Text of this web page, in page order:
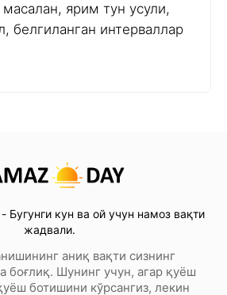
ярим тун усули,
белгиланган интерваллар
кун ва ой учун намоз вақти
жадвали.
аниқ вақти сизнинг
боғлиқ. Шунинг учун, агар қуёш
ботишини кўрсангиз, лекин